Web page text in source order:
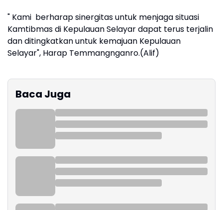
" Kami berharap sinergitas untuk menjaga situasi
Kamtibmas di Kepulauan Selayar dapat terus terjalin
dan ditingkatkan untuk kemajuan Kepulauan
Selayar", Harap Temmangnganro.(Alif)
Baca Juga